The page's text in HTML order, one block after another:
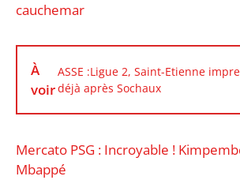
cauchemar
À
voir
ASSE :Ligue 2, Saint-Etienne
déjà après Sochaux
Mercato PSG : Incroyable !
Mbappé